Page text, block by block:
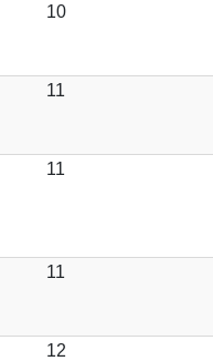
10
11
11
11
12